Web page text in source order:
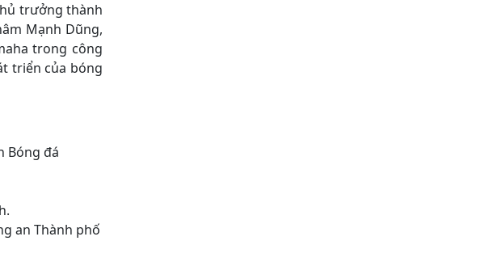
trưởng thành
Mạnh Dũng,
trong công
triển của bóng
Bóng đá
an Thành phố